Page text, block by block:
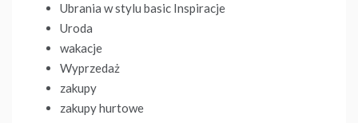
Ubrania w stylu basic Inspiracje
Uroda
wakacje
Wyprzedaż
zakupy
zakupy hurtowe